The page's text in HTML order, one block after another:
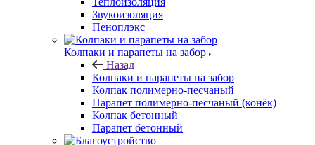
Звукоизоляция
Пеноплэкс
Колпаки и парапеты на забор
Назад
Колпаки и парапеты на забор
Колпак полимерно-песчаный
Парапет полимерно-песчаный (конёк)
Колпак бетонный
Парапет бетонный